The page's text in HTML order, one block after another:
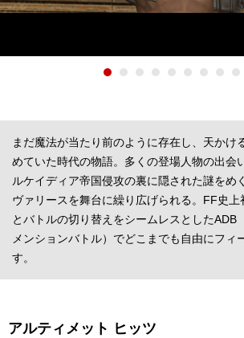
まだ魔法が当たり前のように存在し、天かけ
めていた時代の物語。多くの登場人物の出会
ルケイディア帝国侵攻の裏に隠された謎をめ
ヴァリースを舞台に繰り広げられる。FF史上
とバトルの切り替えをシームレスとしたADB
メンションバトル）でどこまでも自由にフィ
す。
アルティメット ヒッツ